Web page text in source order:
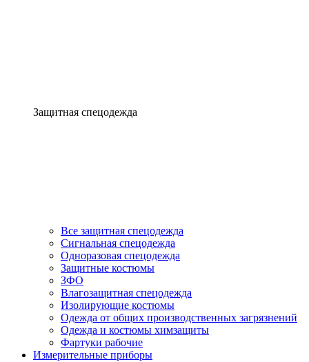
Защитная спецодежда
Все защитная спецодежда
Сигнальная спецодежда
Одноразовая спецодежда
Защитные костюмы
ЗФО
Влагозащитная спецодежда
Изолирующие костюмы
Одежда от общих производственных загрязнений
Одежда и костюмы химзащиты
Фартуки рабочие
Измерительные приборы